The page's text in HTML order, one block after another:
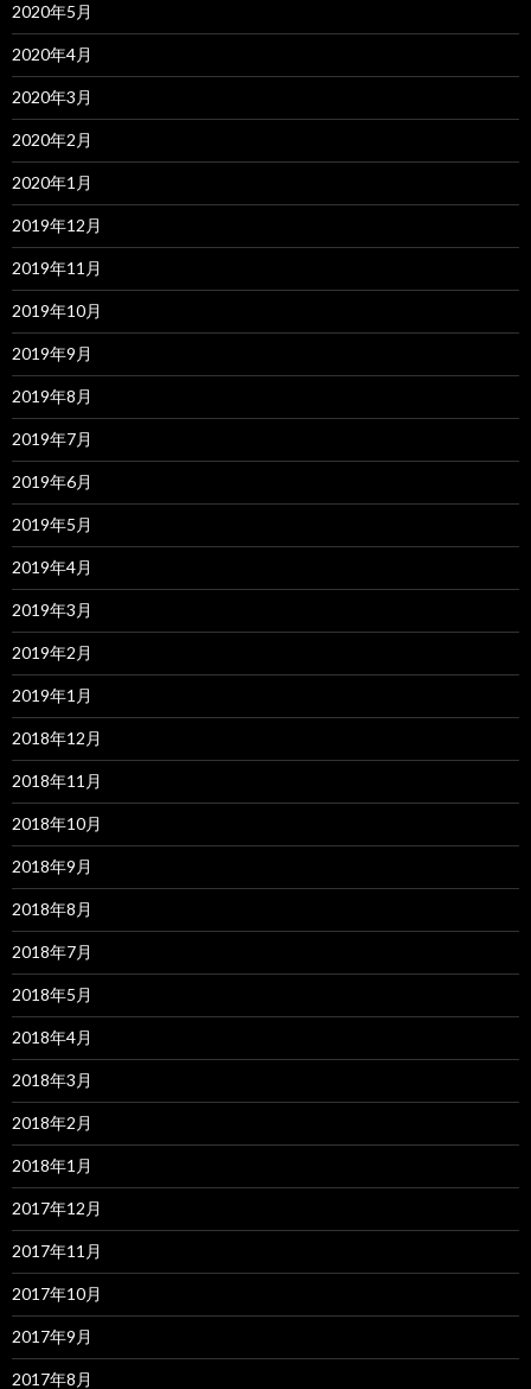
2020年5月
2020年4月
2020年3月
2020年2月
2020年1月
2019年12月
2019年11月
2019年10月
2019年9月
2019年8月
2019年7月
2019年6月
2019年5月
2019年4月
2019年3月
2019年2月
2019年1月
2018年12月
2018年11月
2018年10月
2018年9月
2018年8月
2018年7月
2018年5月
2018年4月
2018年3月
2018年2月
2018年1月
2017年12月
2017年11月
2017年10月
2017年9月
2017年8月